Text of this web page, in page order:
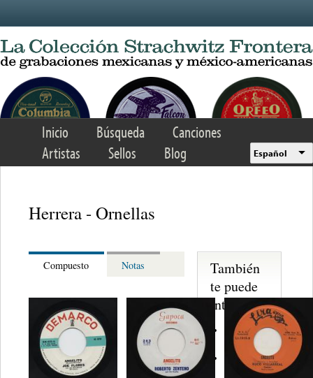
Inicio Búsqueda
Canciones
Artistas
Sellos Blog Español
Herrera - Ornellas
Compuesto Notas
También
te puede
interesar...
S. Miguelito
Alejandro
Guadalajara